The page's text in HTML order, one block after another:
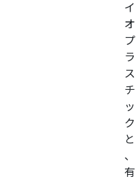
イ
オ
プ
ラ
ス
チ
ッ
ク
と
、
有